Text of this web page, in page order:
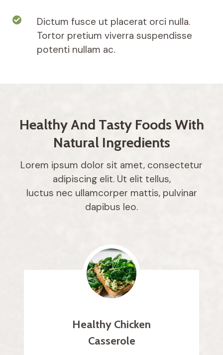
Dictum fusce ut placerat orci nulla.
Tortor pretium viverra suspendisse
potenti nullam ac.
Healthy And Tasty Foods With
Natural Ingredients
Lorem ipsum dolor sit amet, consectetur
adipiscing elit. Ut elit tellus,
luctus nec ullamcorper mattis, pulvinar
dapibus leo.
Healthy Chicken
Casserole